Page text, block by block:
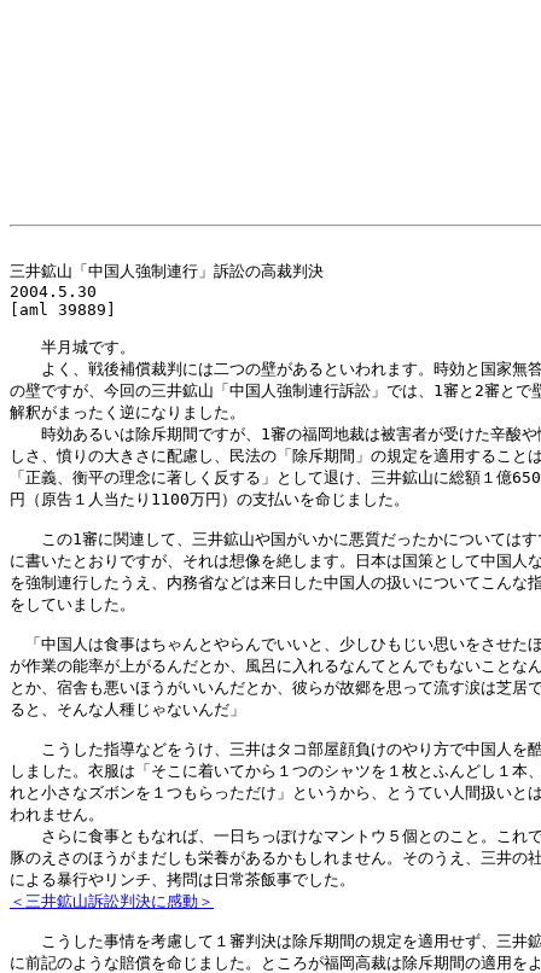
三井鉱山「中国人強制連行」訴訟の高裁判決
2004.5.30
[aml 39889]
半月城です。
よく、戦後補償裁判には二つの壁があるといわれます。時効と国家無
の壁ですが、今回の三井鉱山「中国人強制連行訴訟」では、1審と2審とで
解釈がまったく逆になりました。
時効あるいは除斥期間ですが、1審の福岡地裁は被害者が受けた辛酸や
しさ、憤りの大きさに配慮し、民法の「除斥期間」の規定を適用すること
「正義、衡平の理念に著しく反する」として退け、三井鉱山に総額１億
円（原告１人当たり1100万円）の支払いを命じました。
この1審に関連して、三井鉱山や国がいかに悪質だったかについてはす
に書いたとおりですが、それは想像を絶します。日本は国策として中国人
を強制連行したうえ、内務省などは来日した中国人の扱いについてこんな
をしていました。
「中国人は食事はちゃんとやらんでいいと、少しひもじい思いをさせた
が作業の能率が上がるんだとか、風呂に入れるなんてとんでもないことな
とか、宿舎も悪いほうがいいんだとか、彼らが故郷を思って流す涙は芝居
ると、そんな人種じゃないんだ」
こうした指導などをうけ、三井はタコ部屋顔負けのやり方で中国人を
しました。衣服は「そこに着いてから１つのシャツを１枚とふんどし１本
れと小さなズボンを１つもらっただけ」というから、とうてい人間扱いと
われません。
さらに食事ともなれば、一日ちっぽけなマントウ５個とのこと。これ
豚のえさのほうがまだしも栄養があるかもしれません。そのうえ、三井の
＜三井鉱山訴訟判決に感動＞
こうした事情を考慮して１審判決は除斥期間の規定を適用せず、三井
に前記のような賠償を命じました。ところが福岡高裁は除斥期間の適用を